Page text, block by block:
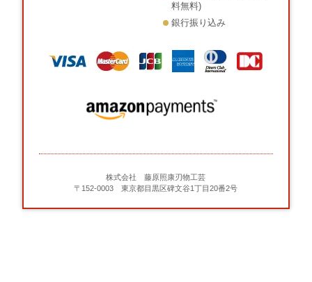
料無料)
銀行振り込み
株式会社 藤原照康刃物工芸
〒152-0003 東京都目黒区碑文谷1丁目20番2号